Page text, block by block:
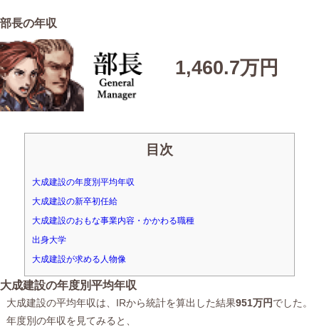
部長の年収
1,460.7万円
目次
大成建設の年度別平均年収
大成建設の新卒初任給
大成建設のおもな事業内容・かかわる職種
出身大学
大成建設が求める人物像
大成建設の年度別平均年収
大成建設の平均年収は、IRから統計を算出した結果951万円でした。
年度別の年収を見てみると、